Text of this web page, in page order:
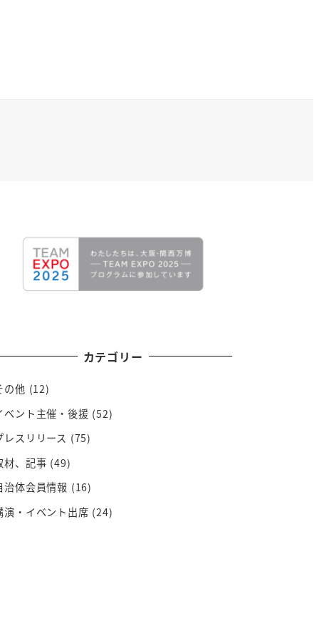
カテゴリー
の他 (12)
ベント主催・後援 (52)
レスリリース (75)
材、記事 (49)
治体会員情報 (16)
演・イベント出席 (24)